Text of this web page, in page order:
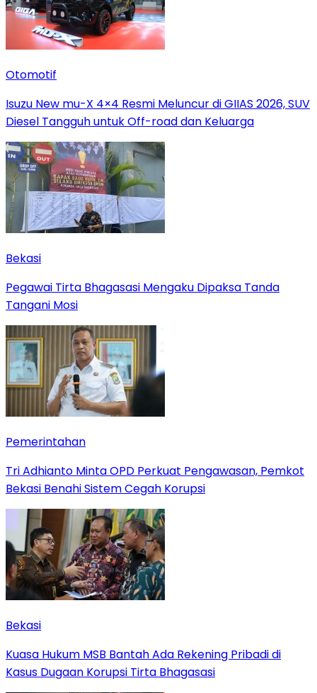
Otomotif
Isuzu New mu-X 4×4 Resmi Meluncur di GIIAS 2026, SUV
Diesel Tangguh untuk Off-road dan Keluarga
Bekasi
Pegawai Tirta Bhagasasi Mengaku Dipaksa Tanda
Tangani Mosi
Pemerintahan
Tri Adhianto Minta OPD Perkuat Pengawasan, Pemkot
Bekasi Benahi Sistem Cegah Korupsi
Bekasi
Kuasa Hukum MSB Bantah Ada Rekening Pribadi di
Kasus Dugaan Korupsi Tirta Bhagasasi